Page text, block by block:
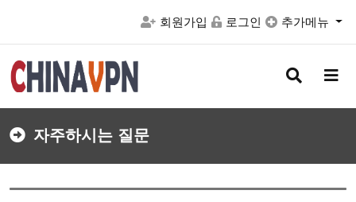
회원가입 로그인 추가메뉴
검
버
메
버
자주하시는 질문